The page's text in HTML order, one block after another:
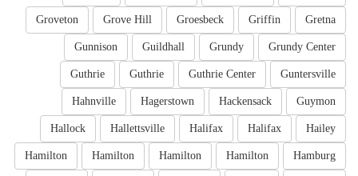
Gretna
Griffin
Groesbeck
Grove Hill
Groveton
Grundy Center
Grundy
Guildhall
Gunnison
Guntersville
Guthrie Center
Guthrie
Guthrie
Guymon
Hackensack
Hagerstown
Hahnville
Hailey
Halifax
Halifax
Hallettsville
Hallock
Hamburg
Hamilton
Hamilton
Hamilton
Hamilton